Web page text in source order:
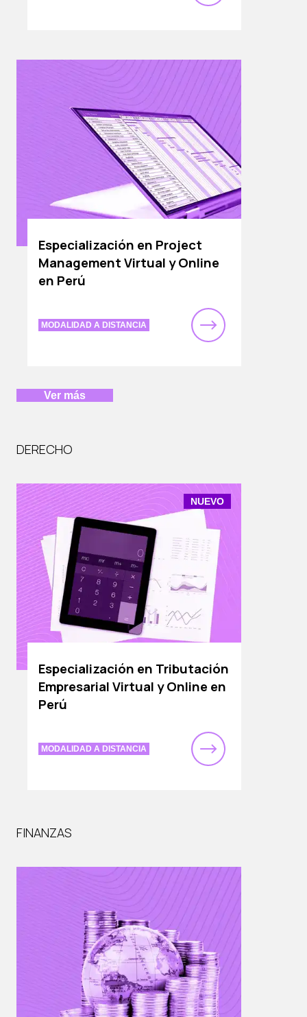
Especialización en Project
Management Virtual y Online
en Perú
MODALIDAD A DISTANCIA
Ver más
DERECHO
NUEVO
Especialización en Tributación
Empresarial Virtual y Online en
Perú
MODALIDAD A DISTANCIA
FINANZAS